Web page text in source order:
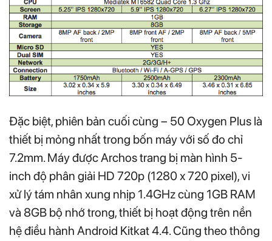
Đặc biệt, phiên bản cuối cùng – 50 Oxygen Plus là
thiết bị mỏng nhất trong bốn máy với số đo chỉ
7.2mm. Máy được Archos trang bị màn hình 5-
inch độ phân giải HD 720p (1280 x 720 pixel), vi
xử lý tám nhân xung nhịp 1.4GHz cùng 1GB RAM
và 8GB bộ nhớ trong, thiết bị hoạt động trên nền
hệ điều hành Android Kitkat 4.4. Cũng theo thông